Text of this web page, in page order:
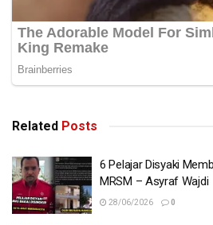
Related Posts
6 Pelajar Disyaki
MRSM – Asyraf Wajdi
28/06/2026 0